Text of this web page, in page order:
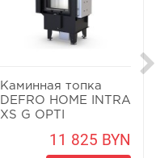
Каминная топка
DEFRO HOME INTRA
XS G OPTI
11 825 BYN